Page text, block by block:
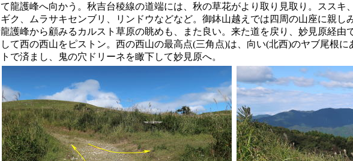
て龍護峰へ向かう。秋吉台稜線の道端には、秋の草花がより取り見取り。ススキ
ギク、ムラサキセンブリ、リンドウなどなど。御鉢山越えでは四周の山座に親し
龍護峰から顧みるカルスト草原の眺めも、また良い。来た道を戻り、妙見原経由
して西の西山をピストン。西の西山の最高点(三角点)は、向い(北西)のヤブ尾根に
トで済まし、鬼の穴ドリーネを瞰下して妙見原へ。